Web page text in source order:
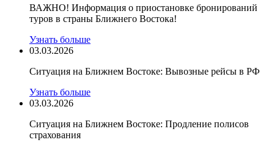
ВАЖНО! Информация о приостановке бронирований
туров в страны Ближнего Востока!
Узнать больше
03.03.2026
Ситуация на Ближнем Востоке: Вывозные рейсы в РФ
Узнать больше
03.03.2026
Ситуация на Ближнем Востоке: Продление полисов
страхования